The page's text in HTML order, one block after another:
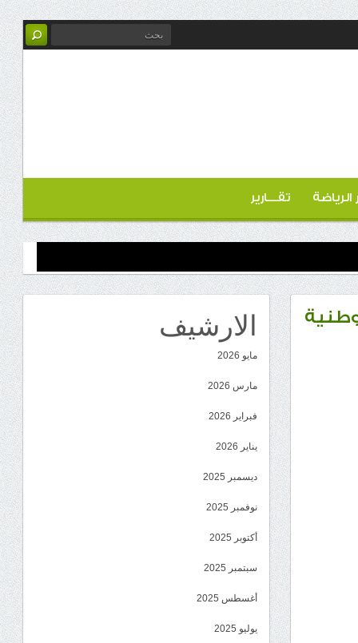
الرياضة تقـــارير
الارشيف
مايو 2026
مارس 2026
فبراير 2026
يناير 2026
ديسمبر 2025
نوفمبر 2025
أكتوبر 2025
سبتمبر 2025
أغسطس 2025
يوليو 2025